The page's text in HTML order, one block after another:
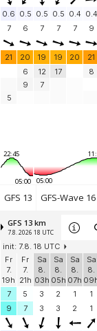
Praia da Barra
doca_barra (41.8 km)
Add your station...
0.6 0.5 0.5 0.5 0.4 0.4
7
6 7 7 7 9
21 20 19 19 20 21
5
6
9
12
7
17 8
22:45
05:00 05:00
GFS 13 GFS-Wave 16
GFS 13 km
7.8. 2026 18 UTC
init: 7.8. 18 UTC
Fr
7.
19h
Fr
7.
21h
Sa
8.
03h
Sa
8.
05h
Sa
8.
07h
Sa
8.
7
5 3 2 1 1
9
7 3 3 2 1